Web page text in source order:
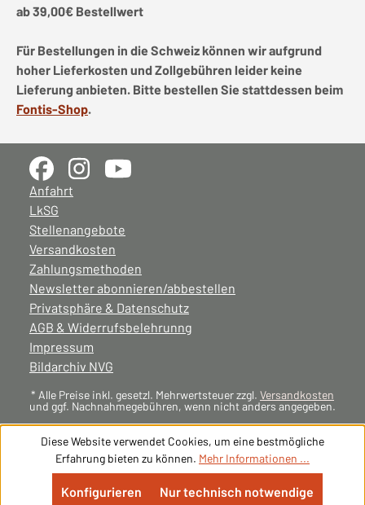
ab 39,00€ Bestellwert
Für Bestellungen in die Schweiz können wir aufgrund
hoher Lieferkosten und Zollgebühren leider keine
Lieferung anbieten. Bitte bestellen Sie stattdessen beim
Fontis-Shop.
Anfahrt
LkSG
Stellenangebote
Versandkosten
Zahlungsmethoden
Newsletter abonnieren/abbestellen
Privatsphäre & Datenschutz
AGB & Widerrufsbelehrunng
Impressum
Bildarchiv NVG
* Alle Preise inkl. gesetzl. Mehrwertsteuer zzgl. Versandkosten
und ggf. Nachnahmegebühren, wenn nicht anders angegeben.
Diese Website verwendet Cookies, um eine bestmögliche
Erfahrung bieten zu können. Mehr Informationen ...
Nur technisch notwendige
Konfigurieren